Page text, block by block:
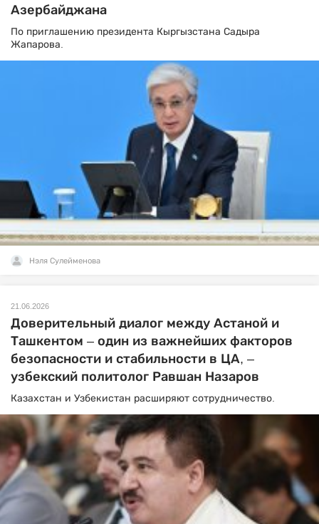
Азербайджана
По приглашению президента Кыргызстана Садыра
Жапарова.
Нэля Сулейменова
21.06.2026
Доверительный диалог между Астаной и
Ташкентом – один из важнейших факторов
безопасности и стабильности в ЦА, –
узбекский политолог Равшан Назаров
Казахстан и Узбекистан расширяют сотрудничество.